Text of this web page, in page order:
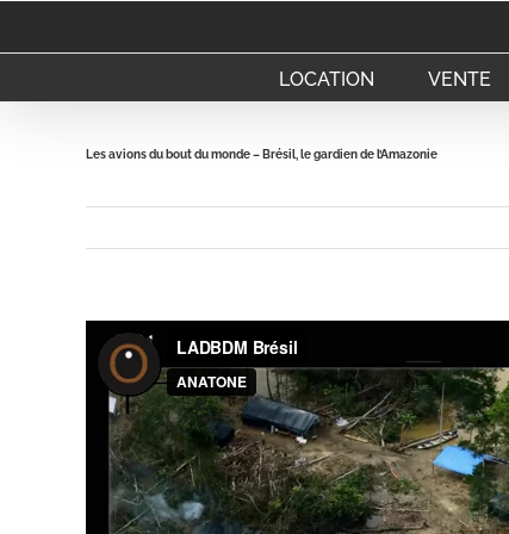
LOCATION VENTE
Les avions du bout du monde – Brésil, le gardien de l’Amazonie